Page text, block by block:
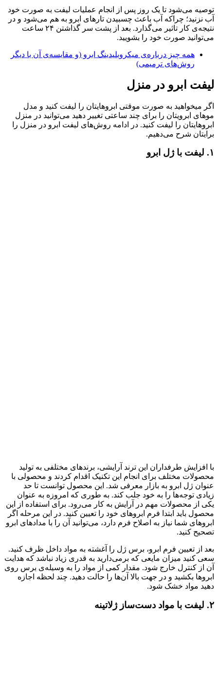
توصیه می‌شود تا یک روز پس از انجام عملیات لیفت به صورت خود
آب نزنید؛ چراکه آب باعث چسبیدن تارهای ابرو به هم می‌شود و در
نتیجه‌ی کار تاثیر می‌گذارد. بعد از پشت سر گذاشتن ۲۴ ساعت
می‌توانید صورت خود را بشویید.
همه چیز درباره‌ی میکروبلیدینگ ابرو (و مقایسه‎‌ی آن با دیگر
روش‌های ترمیمی)
لیفت ابرو در منزل
اگر میخواهید به صورت موقتی ابروهایتان را لیفت کنید و مدل
موهای ابرویتان را برای چند ساعتی تغییر دهید می‌توانید در منزل
ابروهایتان را لیفت کنید. در ادامه روش‌های لیفت ابرو در منزل را
برایتان شرح می‌دهیم.
۱. لیفت با ژل ابرو
با افزایش طرفداران این ترند آرایشی، برندهای مختلفی به تولید
محصولات مختلف برای انجام این تکنیک اقدام کردند و محصولی با
عنوان ژل ابرو به بازار معرفی شد. این محصول توانست تا حد
زیادی توجه‌ها را به خود جلب کند. به طوری که امروزه به عنوان
یکی از محصولات مهم در آرایش به کار می‌رود. برای استفاده از این
محصول باید ابتدا فرم ابروهای خود را تعیین کنید. در این مرحله اگر
ابروهای شما نیاز به اصلاح فرم دارد، می‌توانید آن را با مدادهای ابرو
تصحیح کنید.
بعد از تعیین فرم ابرو، برس ژل را آغشته به مواد داخل ظرف کنید.
سعی کنید میزان مایعی که برمی‌دارید به قدری زیاد نباشد که هدایت
آن از کنترل خارج شود. مقدار کمی از مواد را به وسیله‌ی برس روی
ابروها بکشید و در جهت بالا آن‌ها را حالت دهید. چند لحظه اجازه
دهید مواد خشک شود.
۲. لیفت با مواد دست‌ساز ژلاتینه